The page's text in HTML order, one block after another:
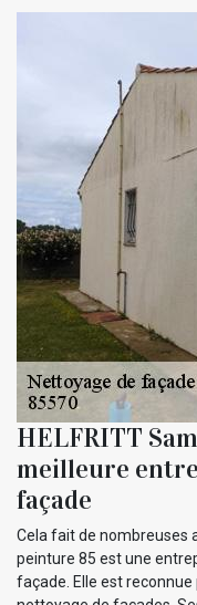
HELFRITT
meilleure
façade
Cela fait de nombreuses
peinture 85 est une
façade. Elle est